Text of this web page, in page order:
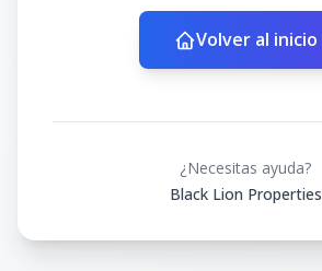
Volver al inicio
¿Necesitas ayuda?
Black Lion Properties